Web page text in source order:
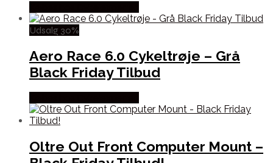
Udsalg 30%
Aero Race 6.0 Cykeltrøje – Grå
Black Friday Tilbud
Oltre Out Front Computer Mount –